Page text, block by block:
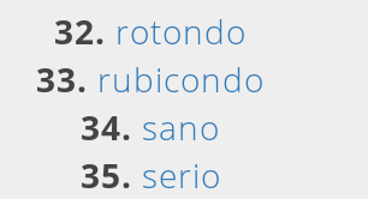
32. rotondo
33. rubicondo
34. sano
35. serio